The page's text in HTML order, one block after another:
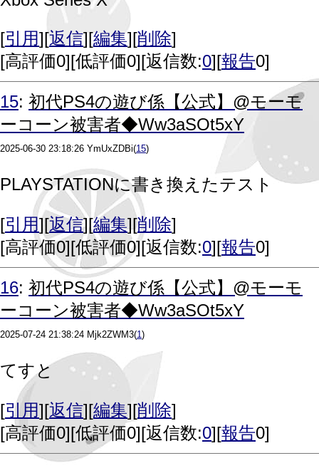
[引用][返信][編集][削除]
[高評価0][低評価0][返信数:0][報告0]
15: 初代PS4の遊び係【公式】@モーモ
ーコーン被害者◆Ww3aSOt5xY
2025-06-30 23:18:26 YmUxZDBi(15)
PLAYSTATIONに書き換えたテスト
[引用][返信][編集][削除]
[高評価0][低評価0][返信数:0][報告0]
16: 初代PS4の遊び係【公式】@モーモ
ーコーン被害者◆Ww3aSOt5xY
2025-07-24 21:38:24 Mjk2ZWM3(1)
てすと
[引用][返信][編集][削除]
[高評価0][低評価0][返信数:0][報告0]